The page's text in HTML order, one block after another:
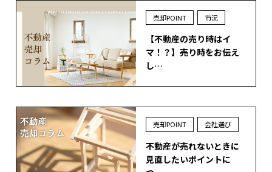
売却POINT 市況
【不動産の売り時はイ
マ！？】売り時をお伝え
し…
売却POINT 会社選び
不動産が売れないときに
見直したいポイントに